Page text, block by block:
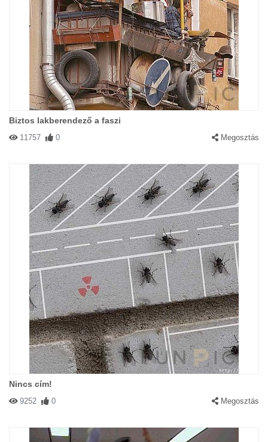
Biztos lakberendező a faszi
11757 0 Megosztás
Nincs cím!
9252 0 Megosztás